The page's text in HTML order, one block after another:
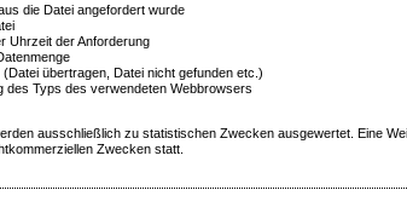
die Datei angefordert wurde
Uhrzeit der Anforderung
übertragen, Datei nicht gefunden etc.)
des Typs des verwendeten Webbrowsers
ausschließlich zu statistischen Zwecken ausgewertet. Eine
Zwecken statt.